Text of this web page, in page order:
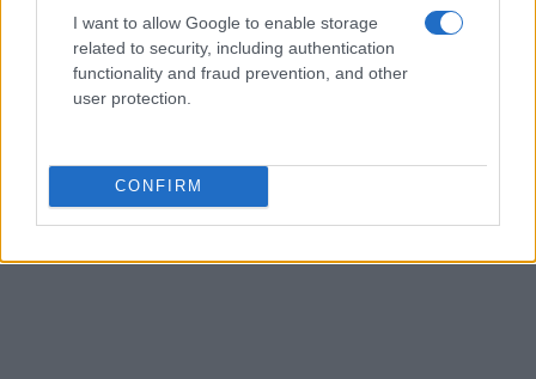
I want to allow Google to enable storage
related to security, including authentication
functionality and fraud prevention, and other
user protection.
CONFIRM
Infos Rédaction